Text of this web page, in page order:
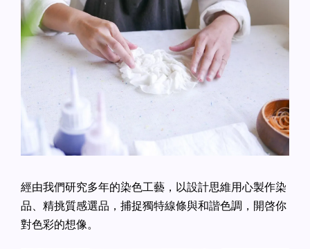
經由我們研究多年的染色工藝，以設計思維用心製作染
品、精挑質感選品，捕捉獨特線條與和諧色調，開啓你
對色彩的想像。